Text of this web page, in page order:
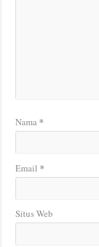
Nama *
Email *
Situs Web